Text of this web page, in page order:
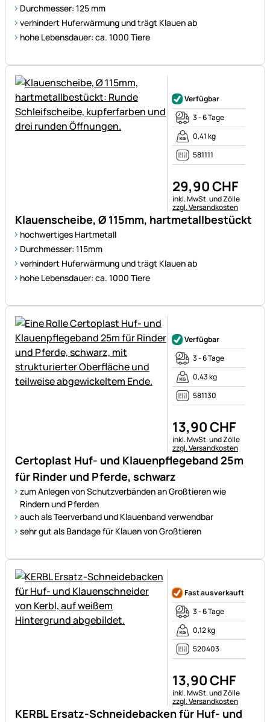
Durchmesser: 125 mm
verhindert Huferwärmung und trägt Klauen ab
hohe Lebensdauer: ca. 1000 Tiere
Klauenscheibe, Ø 115mm, hartmetallbestückt
hochwertiges Hartmetall
Durchmesser: 115mm
verhindert Huferwärmung und trägt Klauen ab
hohe Lebensdauer: ca. 1000 Tiere
Verfügbar
3 - 6 Tage
0,41 kg
581111
29,90CHF
Steuerhinweis:
inkl. MwSt. und Zölle
zzgl. Versandkosten
Certoplast Huf- und Klauenpflegeband 25m
für Rinder und Pferde, schwarz
zum Anlegen von Schutzverbänden an Großtieren wie
Rindern und Pferden
auch als Teerverband und Klauenband verwendbar
sehr gut als Bandage für Klauen von Großtieren
Verfügbar
3 - 6 Tage
0,43 kg
581130
13,90CHF
Steuerhinweis:
inkl. MwSt. und Zölle
zzgl. Versandkosten
KERBL Ersatz-Schneidebacken für Huf- und
Fast ausverkauft
3 - 6 Tage
0,12 kg
520403
13,90CHF
Steuerhinweis:
inkl. MwSt. und Zölle
zzgl. Versandkosten